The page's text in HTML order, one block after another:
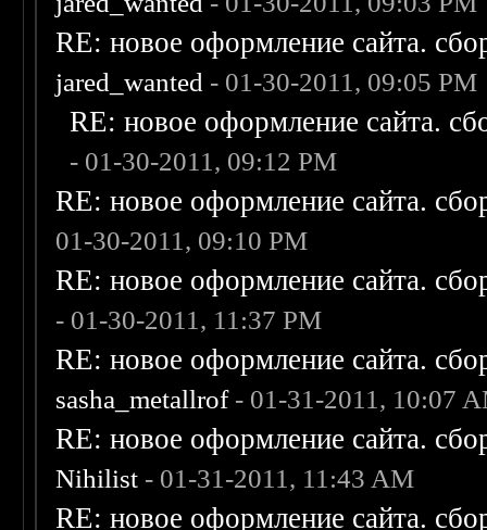
RE: новое оформление сайта.
jared_wanted - 01-30-2011, 09:05 PM
RE: новое оформление сайта.
- 01-30-2011, 09:12 PM
RE: новое оформление сайта.
01-30-2011, 09:10 PM
RE: новое оформление сайта.
- 01-30-2011, 11:37 PM
RE: новое оформление сайта.
sasha_metallrof- 01-31-2011, 10:07
RE: новое оформление сайта.
Nihilist - 01-31-2011, 11:43 AM
RE: новое оформление сайта.